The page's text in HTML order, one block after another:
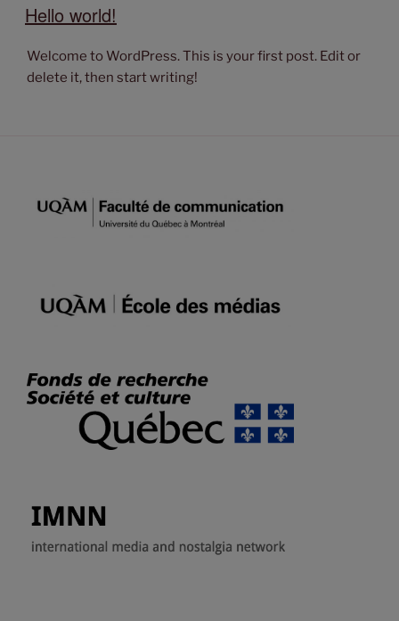
Hello world!
Welcome to WordPress. This is your first post. Edit or
delete it, then start writing!